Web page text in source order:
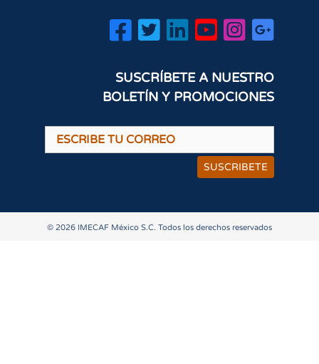
SUSCRÍBETE A NUESTRO
BOLETÍN Y PROMOCIONES
SUSCRIBETE
© 2026 IMECAF México S.C. Todos los derechos reservados